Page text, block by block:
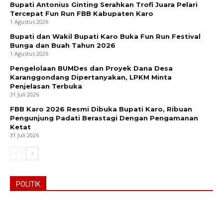
Bupati Antonius Ginting Serahkan Trofi Juara Pelari
Tercepat Fun Run FBB Kabupaten Karo
1 Agustus 2026
Bupati dan Wakil Bupati Karo Buka Fun Run Festival
Bunga dan Buah Tahun 2026
1 Agustus 2026
Pengelolaan BUMDes dan Proyek Dana Desa
Karanggondang Dipertanyakan, LPKM Minta
Penjelasan Terbuka
31 Juli 2026
FBB Karo 2026 Resmi Dibuka Bupati Karo, Ribuan
Pengunjung Padati Berastagi Dengan Pengamanan
Ketat
31 Juli 2026
POLITIK